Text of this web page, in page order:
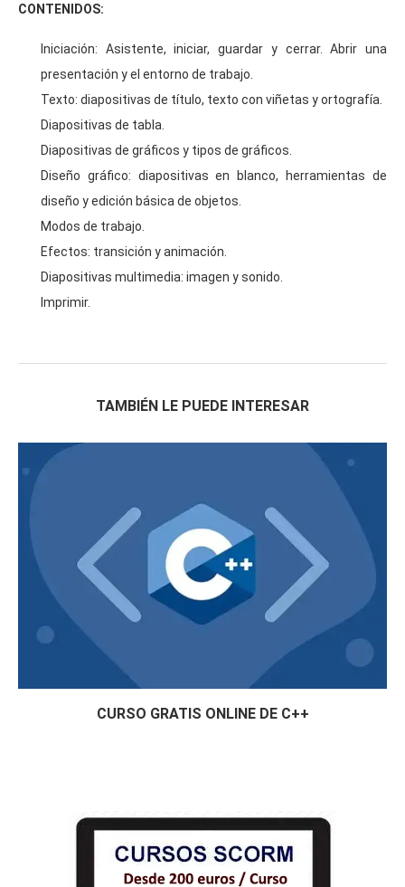
CONTENIDOS:
Iniciación: Asistente, iniciar, guardar y cerrar. Abrir una
presentación y el entorno de trabajo.
Texto: diapositivas de título, texto con viñetas y ortografía.
Diapositivas de tabla.
Diapositivas de gráficos y tipos de gráficos.
Diseño gráfico: diapositivas en blanco, herramientas de
diseño y edición básica de objetos.
Modos de trabajo.
Efectos: transición y animación.
Diapositivas multimedia: imagen y sonido.
Imprimir.
TAMBIÉN LE PUEDE INTERESAR
CURSO GRATIS ONLINE DE C++